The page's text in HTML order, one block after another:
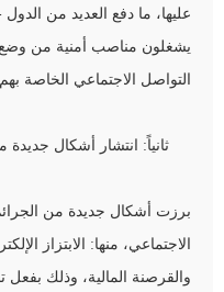
عليها، ما دفع العديد من
يشغلون مناصب أمنية من
التواصل الاجتماعي الخاصة
ثانياً: انتشار أشكال جديدة
برزت أشكال جديدة من
الاجتماعي، منها: الابتزاز
والقرصنة المالية، وذلك